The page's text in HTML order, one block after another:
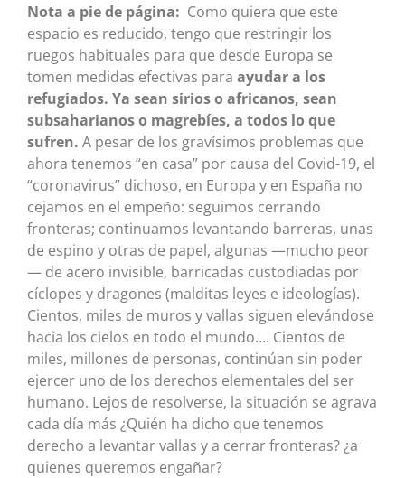
Nota a pie de página: Como quiera que este
espacio es reducido, tengo que restringir los
ruegos habituales para que desde Europa se
tomen medidas efectivas para ayudar a los
refugiados. Ya sean sirios o africanos, sean
subsaharianos o magrebíes, a todos lo que
sufren. A pesar de los gravísimos problemas que
ahora tenemos “en casa” por causa del Covid-19, el
“coronavirus” dichoso, en Europa y en España no
cejamos en el empeño: seguimos cerrando
fronteras; continuamos levantando barreras, unas
de espino y otras de papel, algunas —mucho peor
— de acero invisible, barricadas custodiadas por
cíclopes y dragones (malditas leyes e ideologías).
Cientos, miles de muros y vallas siguen elevándose
hacia los cielos en todo el mundo…. Cientos de
miles, millones de personas, continúan sin poder
ejercer uno de los derechos elementales del ser
humano. Lejos de resolverse, la situación se agrava
cada día más ¿Quién ha dicho que tenemos
derecho a levantar vallas y a cerrar fronteras? ¿a
quienes queremos engañar?